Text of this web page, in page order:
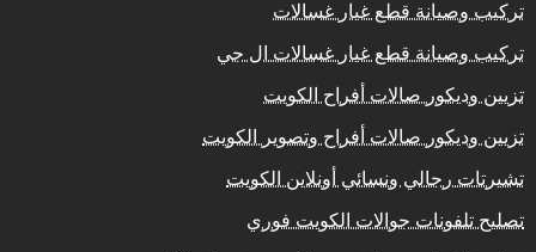
تركيب وصيانة قطع غيار غسالات
تركيب وصيانة قطع غيار غسالات ال جي
تزيين وديكور صالات أفراح الكويت
تزيين وديكور صالات أفراح وتصوير الكويت
تشيرتات رجالي ونسائي أونلاين الكويت
تصليح تلفونات جوالات الكويت فوري